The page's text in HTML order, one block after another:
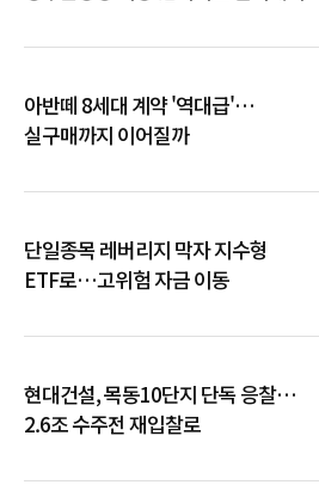
아반떼 8세대 계약 '역대급'…
실구매까지 이어질까
단일종목 레버리지 막자 지수형
ETF로…고위험 자금 이동
현대건설, 목동10단지 단독 응찰…
2.6조 수주전 재입찰로